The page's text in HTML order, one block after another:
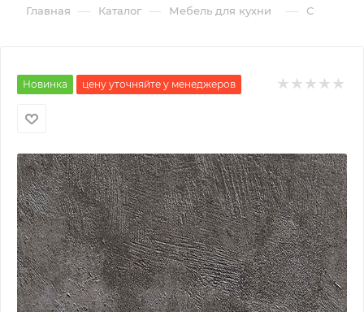
Главная — Каталог — Мебель для кухни —
Новинка цену уточняйте у менеджеров